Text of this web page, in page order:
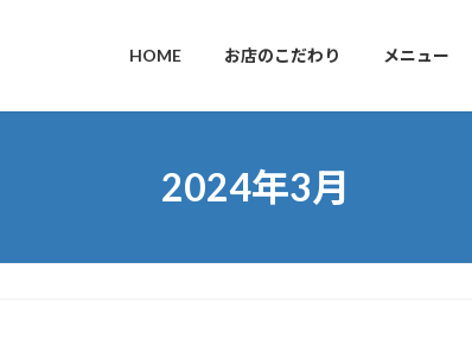
HOME お店のこだわり メニュー
2024年3月